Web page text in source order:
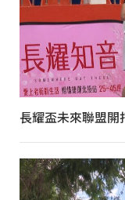
長耀盃未來聯盟